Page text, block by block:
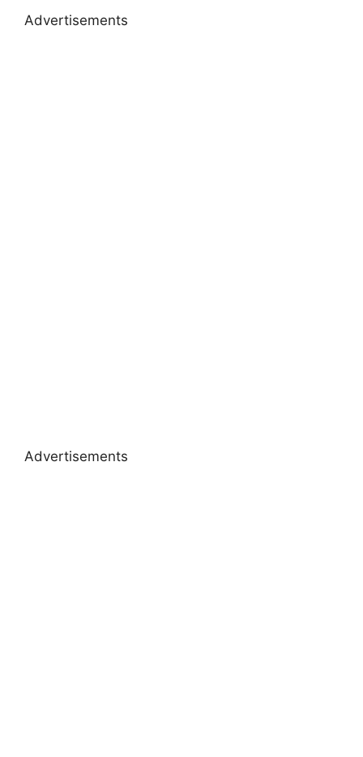
Advertisements
Advertisements